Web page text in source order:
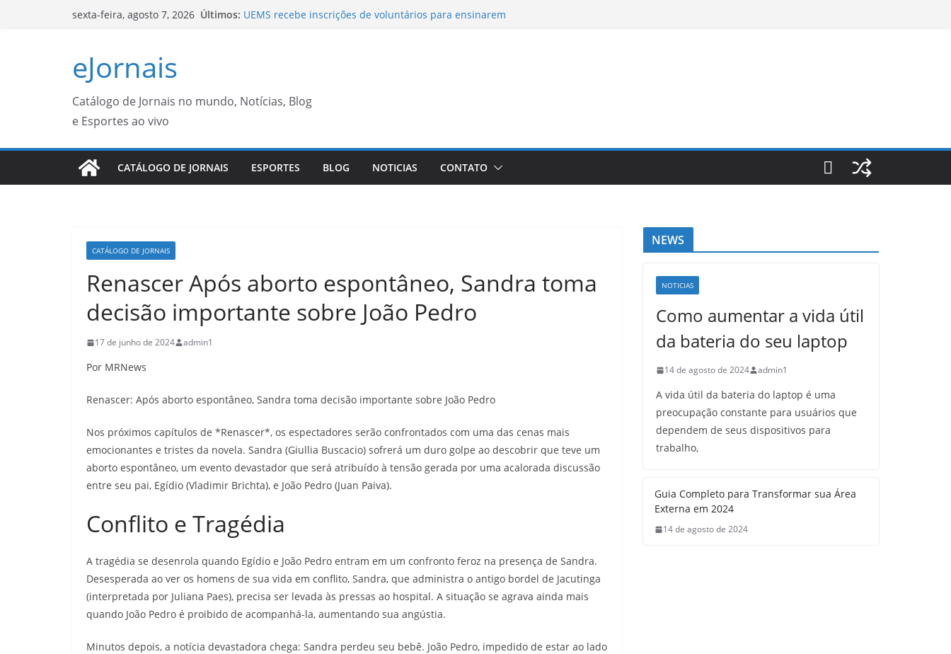
sexta-feira, agosto 7, 2026 Últimos: UEMS recebe inscrições de voluntários para ensinarem
Candidatos do Encceja 2026 podem consultar o cartão de
eJornais
Catálogo de Jornais no mundo, Notícias, Blog
e Esportes ao vivo
CATÁLOGO DE JORNAIS ESPORTES BLOG NOTICIAS CONTATO
CATÁLOGO DE JORNAIS
Renascer Após aborto espontâneo, Sandra toma
decisão importante sobre João Pedro
17 de junho de 2024 admin1
Por MRNews
Renascer: Após aborto espontâneo, Sandra toma decisão importante sobre João Pedro
Nos próximos capítulos de *Renascer*, os espectadores serão confrontados com uma das cenas mais
emocionantes e tristes da novela. Sandra (Giullia Buscacio) sofrerá um duro golpe ao descobrir que teve um
aborto espontâneo, um evento devastador que será atribuído à tensão gerada por uma acalorada discussão
entre seu pai, Egídio (Vladimir Brichta), e João Pedro (Juan Paiva).
Conflito e Tragédia
A tragédia se desenrola quando Egídio e João Pedro entram em um confronto feroz na presença de Sandra.
Desesperada ao ver os homens de sua vida em conflito, Sandra, que administra o antigo bordel de Jacutinga
(interpretada por Juliana Paes), precisa ser levada às pressas ao hospital. A situação se agrava ainda mais
quando João Pedro é proibido de acompanhá-la, aumentando sua angústia.
Minutos depois, a notícia devastadora chega: Sandra perdeu seu bebê. João Pedro, impedido de estar ao lado
NEWS
NOTICIAS
Como aumentar a vida útil
da bateria do seu laptop
14 de agosto de 2024 admin1
A vida útil da bateria do laptop é uma
preocupação constante para usuários que
dependem de seus dispositivos para
trabalho,
Guia Completo para Transformar sua Área
Externa em 2024
14 de agosto de 2024